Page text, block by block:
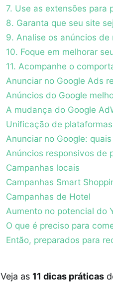
7. Use as extensões para
8. Garanta que seu site
9. Analise os anúncios
10. Foque em melhorar
11. Acompanhe o
Anunciar no Google Ads
Anúncios do Google
A mudança do Google
Unificação de plataformas
Anunciar no Google:
Anúncios responsivos de
Campanhas locais
Campanhas Smart
Campanhas de Hotel
Aumento no potencial do
O que é preciso para
Então, preparados para
Veja as 11 dicas práticas